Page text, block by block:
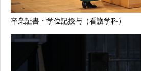
卒業証書・学位記授与（看護学科）